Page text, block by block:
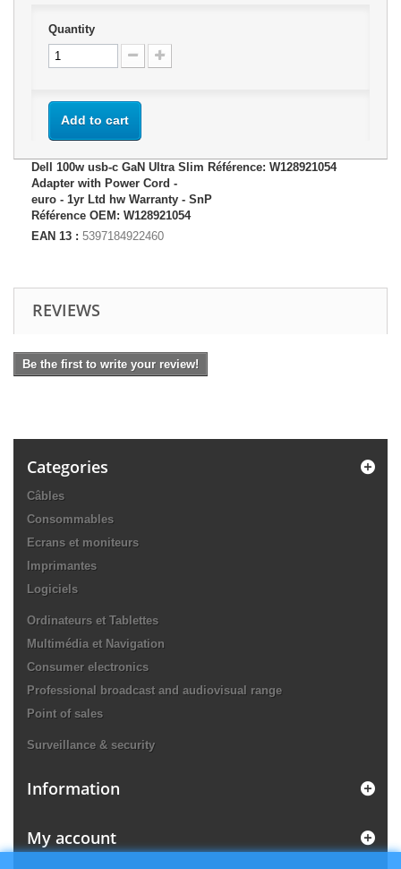
Quantity
Add to cart
Dell 100w usb-c GaN Ultra Slim Référence: W128921054
Adapter with Power Cord -
euro - 1yr Ltd hw Warranty - SnP
Référence OEM: W128921054
EAN 13 : 5397184922460
REVIEWS
Be the first to write your review!
Categories
Câbles
Consommables
Ecrans et moniteurs
Imprimantes
Logiciels
Ordinateurs et Tablettes
Multimédia et Navigation
Consumer electronics
Professional broadcast and audiovisual range
Point of sales
Surveillance & security
Information
My account